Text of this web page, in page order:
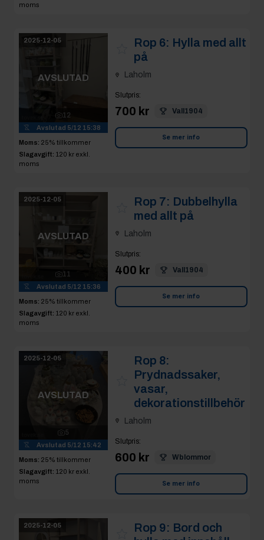
moms
2025-12-05
AVSLUTAD
12
Avslutad 5/12 15:38
Moms: 25% tillkommer
Slagavgift: 120 kr exkl.
moms
Rop 6: Hylla med allt
på
Laholm
Slutpris:
700 kr Vall1904
Se mer info
2025-12-05
AVSLUTAD
11
Avslutad 5/12 15:36
Moms: 25% tillkommer
Slagavgift: 120 kr exkl.
moms
Rop 7: Dubbelhylla
med allt på
Laholm
Slutpris:
400 kr Vall1904
Se mer info
2025-12-05
AVSLUTAD
5
Avslutad 5/12 15:42
Moms: 25% tillkommer
Slagavgift: 120 kr exkl.
moms
Rop 8:
Prydnadssaker,
vasar,
dekorationstillbehör
Laholm
Slutpris:
600 kr Wblommor
Se mer info
2025-12-05 Rop 9: Bord och